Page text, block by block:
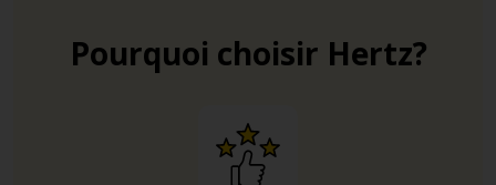
Pourquoi choisir Hertz?